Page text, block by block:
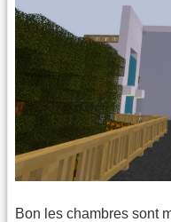
Bon les chambres sont